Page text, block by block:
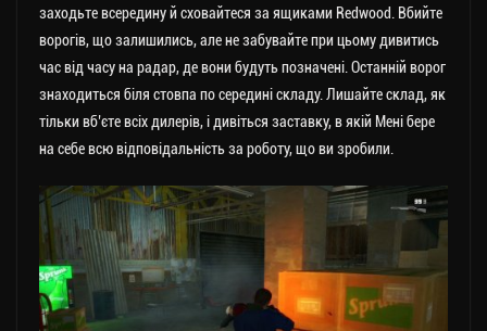
заходьте всередину й сховайтеся за ящиками Redwood. Вбийте
ворогів, що залишились, але не забувайте при цьому дивитись
час від часу на радар, де вони будуть позначені. Останній ворог
знаходиться біля стовпа по середині складу. Лишайте склад, як
тільки вб’єте всіх дилерів, і дивіться заставку, в якій Мені бере
на себе всю відповідальність за роботу, що ви зробили.